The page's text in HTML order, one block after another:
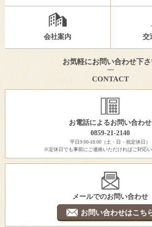
会社案内 交
お気軽にお問い合わせ下
CONTACT
お電話によるお問い合わせ
0859-21-2140
平日9:00-18:00（土・日・祝定休日）
※定休日でも事前にご連絡いただければご対応い
メールでのお問い合わせ
お問い合わせはこち